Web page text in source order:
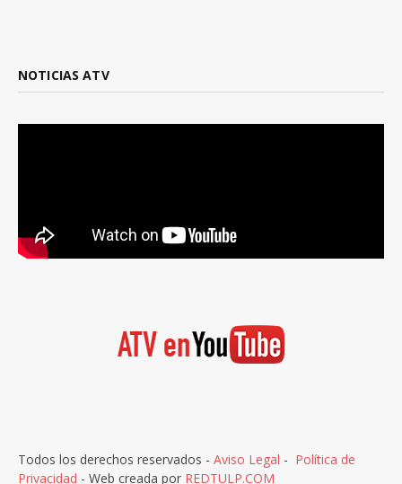
NOTICIAS ATV
Todos los derechos reservados - Aviso Legal - Política de
Privacidad - Web creada por REDTULP.COM